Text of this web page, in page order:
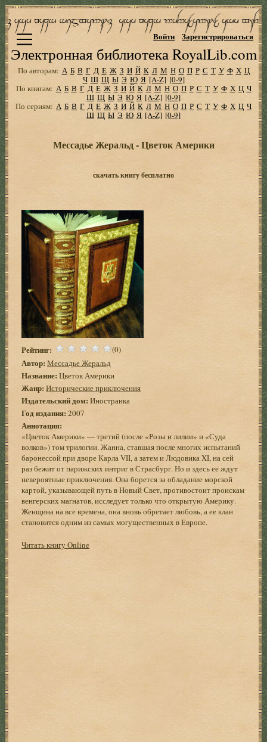
Электронная библиотека RoyalLib.com
Войти Зарегистрироваться
По авторам: А Б В Г Д Е Ж З И Й К Л М Н О П Р С Т У Ф Х Ц
Ч Ш Щ Ы Э Ю Я [A-Z] [0-9]
По книгам: А Б В Г Д Е Ж З И Й К Л М Н О П Р С Т У Ф Х Ц Ч
Ш Щ Ы Э Ю Я [A-Z] [0-9]
По сериям: А Б В Г Д Е Ж З И Й К Л М Н О П Р С Т У Ф Х Ц Ч
Ш Щ Ы Э Ю Я [A-Z] [0-9]
Мессадье Жеральд - Цветок Америки
скачать книгу бесплатно
Рейтинг: (0)
Автор: Мессадье Жеральд
Название: Цветок Америки
Жанр: Исторические приключения
Издательский дом: Иностранка
Год издания: 2007
Аннотация:
«Цветок Америки» — третий (после «Розы и лилии» и «Суда
волков») том трилогии. Жанна, ставшая после многих испытаний
баронессой при дворе Карла VII, а затем и Людовика XI, на сей
раз бежит от парижских интриг в Страсбург. Но и здесь ее ждут
невероятные приключения. Она борется за обладание морской
картой, указывающей путь в Новый Свет, противостоит проискам
венгерских магнатов, исследует только что открытую Америку.
Женщина на все времена, она вновь обретает любовь, а ее клан
становится одним из самых могущественных в Европе.
Читать книгу Online